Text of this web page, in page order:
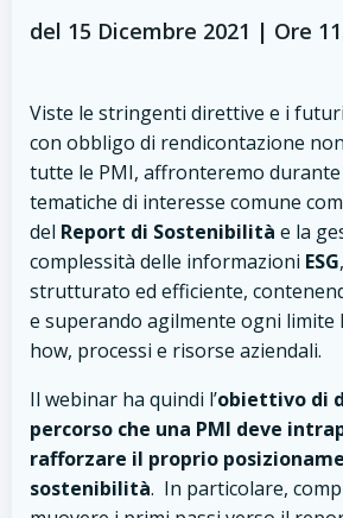
del 15 Dicembre 2021 | Ore
Viste le stringenti direttive e i
con obbligo di rendicontazione
tutte le PMI, affronteremo
tematiche di interesse comune
del Report di Sostenibilità e la
complessità delle informazioni ESG
strutturato ed efficiente,
e superando agilmente ogni limite
how, processi e risorse aziendali.
Il webinar ha quindi l’obiettivo di
percorso che una PMI deve
rafforzare il proprio
sostenibilità. In particolare,